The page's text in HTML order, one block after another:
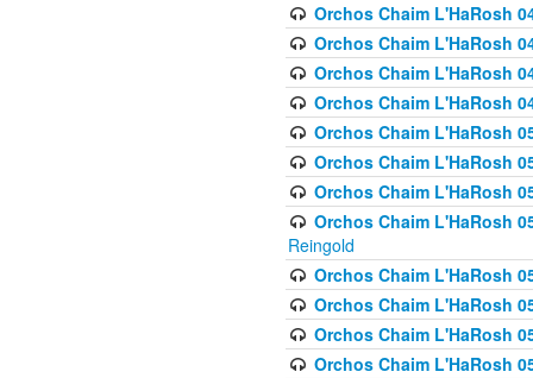
Orchos Chaim L'HaRosh
Orchos Chaim L'HaRosh
Orchos Chaim L'HaRosh
Orchos Chaim L'HaRosh
Orchos Chaim L'HaRosh
Orchos Chaim L'HaRosh
Orchos Chaim L'HaRosh
Orchos Chaim L'HaRosh
Reingold
Orchos Chaim L'HaRosh
Orchos Chaim L'HaRosh
Orchos Chaim L'HaRosh
Orchos Chaim L'HaRosh